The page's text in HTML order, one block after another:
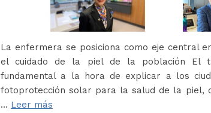
La enfermera se posiciona como eje central
el cuidado de la piel de la población El
fundamental a la hora de explicar a los
fotoprotección solar para la salud de la piel,
… Leer más